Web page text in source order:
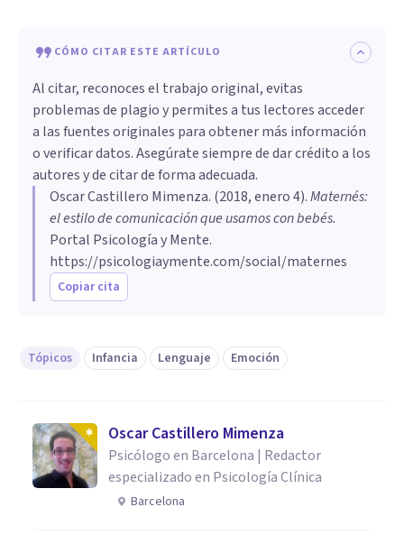
CÓMO CITAR ESTE ARTÍCULO
Al citar, reconoces el trabajo original, evitas
problemas de plagio y permites a tus lectores acceder
a las fuentes originales para obtener más información
o verificar datos. Asegúrate siempre de dar crédito a los
autores y de citar de forma adecuada.
Oscar Castillero Mimenza. (2018, enero 4).Maternés:
el estilo de comunicación que usamos con bebés.
Portal Psicología y Mente.
https://psicologiaymente.com/social/maternes
Copiar cita
Tópicos Infancia Lenguaje Emoción
Oscar Castillero Mimenza
Psicólogo en Barcelona | Redactor
especializado en Psicología Clínica
Barcelona